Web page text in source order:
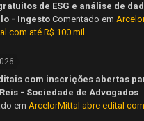
de ESG e análise de
- Ingesto Comentado em
com até R$ 100 mil
com inscrições abertas
- Sociedade de Advogados
em ArcelorMittal abre edital